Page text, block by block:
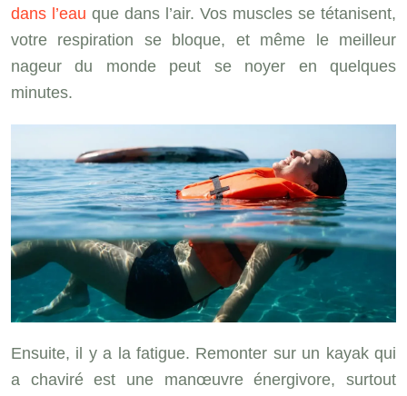
dans l’eau que dans l’air. Vos muscles se tétanisent,
votre respiration se bloque, et même le meilleur
nageur du monde peut se noyer en quelques
minutes.
Ensuite, il y a la fatigue. Remonter sur un kayak qui
a chaviré est une manœuvre énergivore, surtout